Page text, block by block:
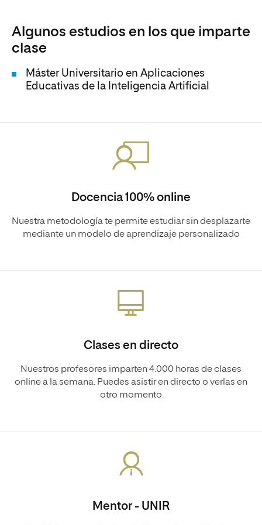
Algunos estudios en los que imparte
clase
Máster Universitario en Aplicaciones
Educativas de la Inteligencia Artificial
Docencia 100% online
Nuestra metodología te permite estudiar sin desplazarte
mediante un modelo de aprendizaje personalizado
Clases en directo
Nuestros profesores imparten 4.000 horas de clases
online a la semana. Puedes asistir en directo o verlas en
otro momento
Mentor - UNIR